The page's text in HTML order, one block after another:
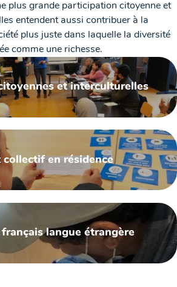
plus grande participation citoyenne et
entendent aussi contribuer à la
plus juste dans laquelle la diversité
comme une richesse.
et interculturelles
collectif en résidence
langue étrangère